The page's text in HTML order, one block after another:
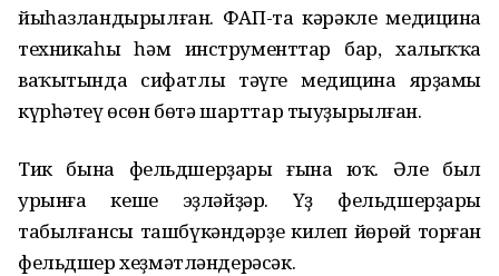
йыһазландырылған. ФАП-та кәрәкле медицина
техникаһы һәм инструменттар бар, халыҡҡа
ваҡытында сифатлы тәүге медицина ярҙамы
күрһәтеү өсөн бөтә шарттар тыуҙырылған.
Тик бына фельдшерҙары ғына юҡ. Әле был
урынға кеше эҙләйҙәр. Үҙ фельдшерҙары
табылғансы ташбүкәндәрҙе килеп йөрөй торған
фельдшер хеҙмәтләндерәсәк.